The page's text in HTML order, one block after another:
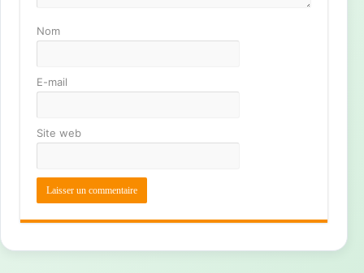
Nom
E-mail
Site web